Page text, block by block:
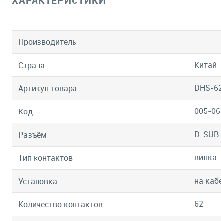
Производитель -
Страна Китай
Артикул товара DHS-
Код 005-
Разъём D-SUB
Тип контактов вилка
Установка на
Количество контактов 62